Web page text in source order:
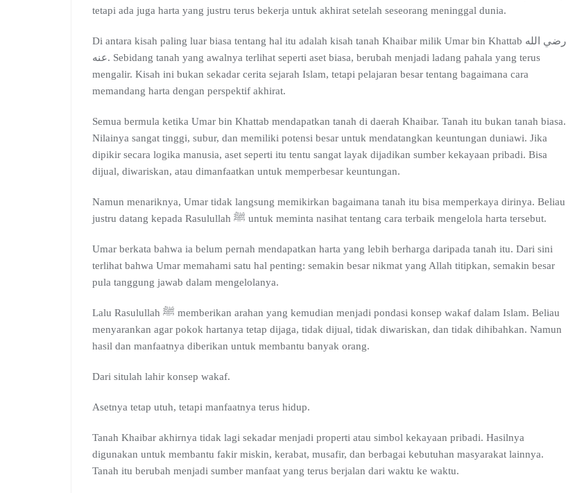
tetapi ada juga harta yang justru terus bekerja untuk akhirat setelah seseorang meninggal dunia.
Di antara kisah paling luar biasa tentang hal itu adalah kisah tanah Khaibar milik Umar bin Khattab رضي الله
عنه. Sebidang tanah yang awalnya terlihat seperti aset biasa, berubah menjadi ladang pahala yang terus
mengalir. Kisah ini bukan sekadar cerita sejarah Islam, tetapi pelajaran besar tentang bagaimana cara
memandang harta dengan perspektif akhirat.
Semua bermula ketika Umar bin Khattab mendapatkan tanah di daerah Khaibar. Tanah itu bukan tanah biasa.
Nilainya sangat tinggi, subur, dan memiliki potensi besar untuk mendatangkan keuntungan duniawi. Jika
dipikir secara logika manusia, aset seperti itu tentu sangat layak dijadikan sumber kekayaan pribadi. Bisa
dijual, diwariskan, atau dimanfaatkan untuk memperbesar keuntungan.
Namun menariknya, Umar tidak langsung memikirkan bagaimana tanah itu bisa memperkaya dirinya. Beliau
justru datang kepada Rasulullah ﷺ untuk meminta nasihat tentang cara terbaik mengelola harta tersebut.
Umar berkata bahwa ia belum pernah mendapatkan harta yang lebih berharga daripada tanah itu. Dari sini
terlihat bahwa Umar memahami satu hal penting: semakin besar nikmat yang Allah titipkan, semakin besar
pula tanggung jawab dalam mengelolanya.
Lalu Rasulullah ﷺ memberikan arahan yang kemudian menjadi pondasi konsep wakaf dalam Islam. Beliau
menyarankan agar pokok hartanya tetap dijaga, tidak dijual, tidak diwariskan, dan tidak dihibahkan. Namun
hasil dan manfaatnya diberikan untuk membantu banyak orang.
Dari situlah lahir konsep wakaf.
Asetnya tetap utuh, tetapi manfaatnya terus hidup.
Tanah Khaibar akhirnya tidak lagi sekadar menjadi properti atau simbol kekayaan pribadi. Hasilnya
digunakan untuk membantu fakir miskin, kerabat, musafir, dan berbagai kebutuhan masyarakat lainnya.
Tanah itu berubah menjadi sumber manfaat yang terus berjalan dari waktu ke waktu.